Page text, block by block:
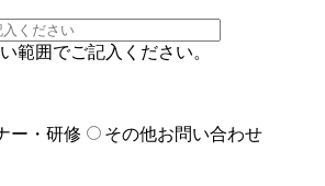
範囲でご記⼊ください。
ー・研修 その他お問い合わせ